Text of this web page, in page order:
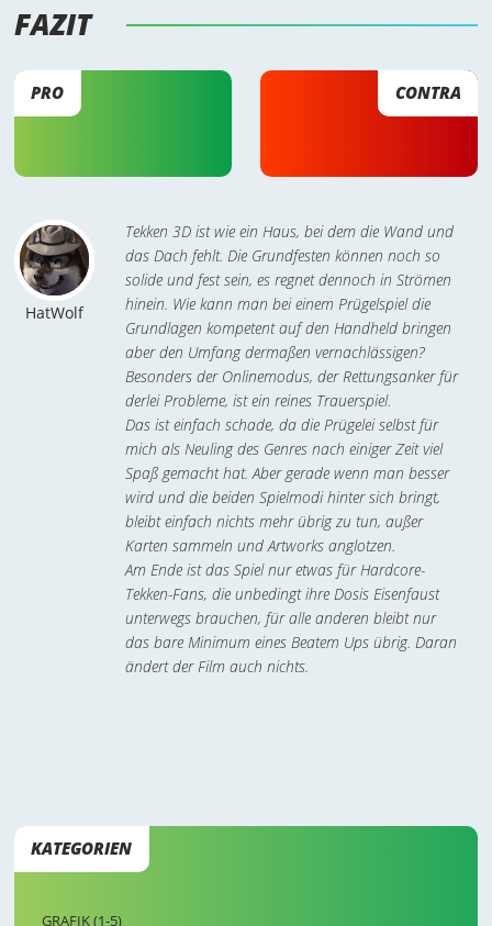
FAZIT
PRO CONTRA
HatWolf
Tekken 3D ist wie ein Haus, bei dem die Wand und
das Dach fehlt. Die Grundfesten können noch so
solide und fest sein, es regnet dennoch in Strömen
hinein. Wie kann man bei einem Prügelspiel die
Grundlagen kompetent auf den Handheld bringen
aber den Umfang dermaßen vernachlässigen?
Besonders der Onlinemodus, der Rettungsanker für
derlei Probleme, ist ein reines Trauerspiel.
Das ist einfach schade, da die Prügelei selbst für
mich als Neuling des Genres nach einiger Zeit viel
Spaß gemacht hat. Aber gerade wenn man besser
wird und die beiden Spielmodi hinter sich bringt,
bleibt einfach nichts mehr übrig zu tun, außer
Karten sammeln und Artworks anglotzen.
Am Ende ist das Spiel nur etwas für Hardcore-
Tekken-Fans, die unbedingt ihre Dosis Eisenfaust
unterwegs brauchen, für alle anderen bleibt nur
das bare Minimum eines Beatem Ups übrig. Daran
ändert der Film auch nichts.
KATEGORIEN
GRAFIK (1-5)